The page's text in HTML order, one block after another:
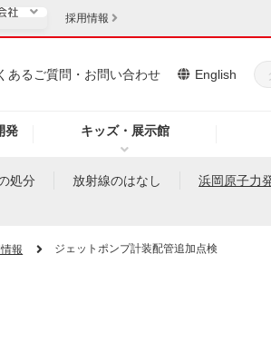
発 キッズ・展示館
あるご質問・お問い合わせ English
採用情報
処分 放射線のはなし 浜岡原子力
報 ジェットポンプ計装配管追加点検